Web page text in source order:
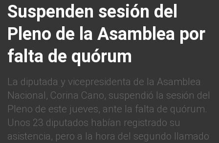
Suspenden sesión del
Pleno de la Asamblea por
falta de quórum
La diputada y vicepresidenta de la Asamblea
Nacional, Corina Cano, suspendió la sesión del
Pleno de este jueves, ante la falta de quórum.
Unos 23 diputados habían registrado su
asistencia, pero a la hora del segundo llamado